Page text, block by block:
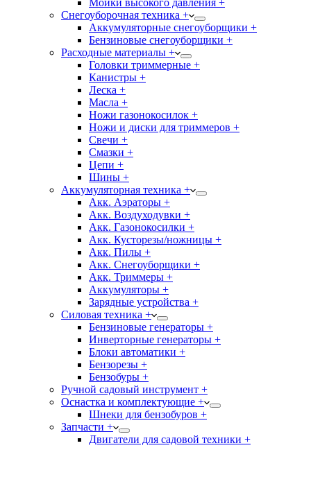
Мойки высокого давления +
Снегоуборочная техника +
Аккумуляторные снегоуборщики +
Бензиновые снегоуборщики +
Расходные материалы +
Головки триммерные +
Канистры +
Леска +
Масла +
Ножи газонокосилок +
Ножи и диски для триммеров +
Свечи +
Смазки +
Цепи +
Шины +
Аккумуляторная техника +
Акк. Аэраторы +
Акк. Воздуходувки +
Акк. Газонокосилки +
Акк. Кусторезы/ножницы +
Акк. Пилы +
Акк. Снегоуборщики +
Акк. Триммеры +
Аккумуляторы +
Зарядные устройства +
Силовая техника +
Бензиновые генераторы +
Инверторные генераторы +
Блоки автоматики +
Бензорезы +
Бензобуры +
Ручной садовый инструмент +
Оснастка и комплектующие +
Шнеки для бензобуров +
Запчасти +
Двигатели для садовой техники +